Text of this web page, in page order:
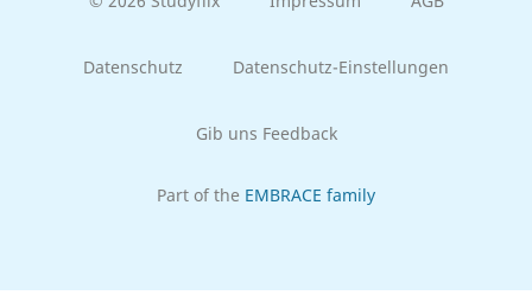
Datenschutz Datenschutz-Einstellungen
Gib uns Feedback
Part of the EMBRACE family